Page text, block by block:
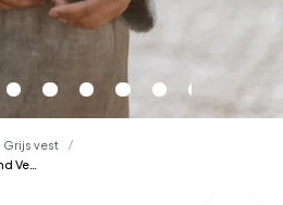
Grijs vest /